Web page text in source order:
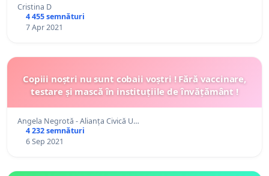
Cristina D
4 455 semnături
7 Apr 2021
Copiii noștri nu sunt cobaii voștri ! Fără vaccinare,
testare și mască în instituțiile de învățământ !
Angela Negrotă - Alianța Civică U…
4 232 semnături
6 Sep 2021